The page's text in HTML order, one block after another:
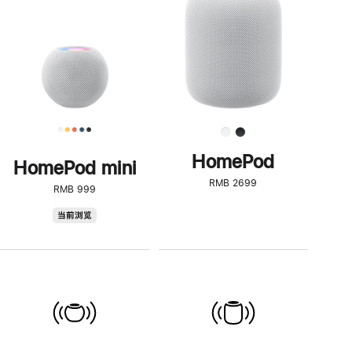
HomePod mini
RMB 999
当前浏览
了
解
HomePod<
HomePod
RMB 2699